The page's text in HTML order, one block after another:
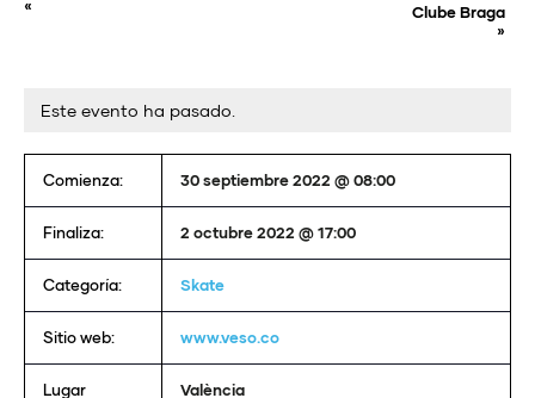
Este evento ha pasado.
Comienza: 30 septiembre 2022 @ 08:00
Finaliza: 2 octubre 2022 @ 17:00
Categoría: Skate
Sitio web: www.veso.co
Lugar València
«
Clube Braga
»